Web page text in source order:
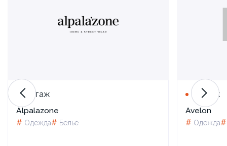
1 этаж
Alpalazone
# Одежда# Белье
2 этаж
Avelon
# Одежда